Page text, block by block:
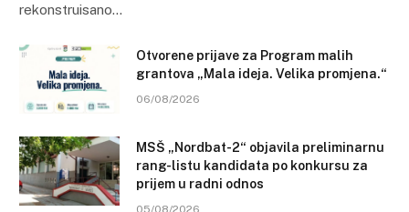
rekonstruisano…
Otvorene prijave za Program malih
grantova „Mala ideja. Velika promjena.“
06/08/2026
MSŠ „Nordbat-2“ objavila preliminarnu
rang-listu kandidata po konkursu za
prijem u radni odnos
05/08/2026